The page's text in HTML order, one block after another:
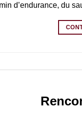
d’endurance, du